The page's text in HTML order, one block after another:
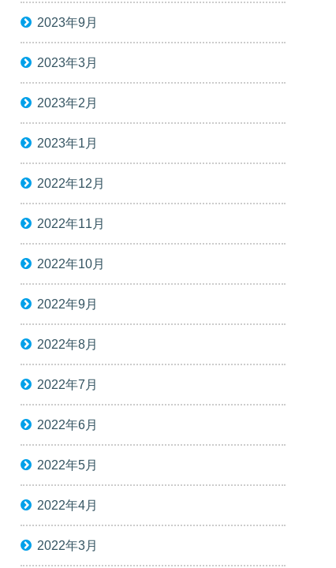
2023年9月
2023年3月
2023年2月
2023年1月
2022年12月
2022年11月
2022年10月
2022年9月
2022年8月
2022年7月
2022年6月
2022年5月
2022年4月
2022年3月